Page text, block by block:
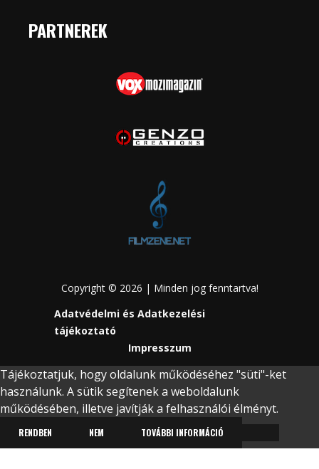
PARTNEREK
Copyright © 2026 | Minden jog fenntartva!
Adatvédelmi és Adatkezelési
tájékoztató
Impresszum
Tájékoztatjuk, hogy oldalunk működéséhez "süti"-ket
használunk. A sütik segítenek a weboldalunk
működésében, illetve javítják a felhasználói élményt.
RENDBEN NEM TOVÁBBI INFORMÁCIÓ